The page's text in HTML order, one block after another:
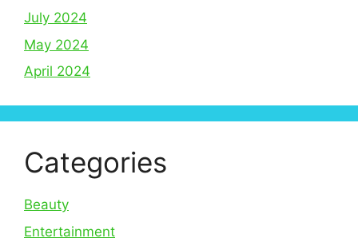
July 2024
May 2024
April 2024
Categories
Beauty
Entertainment